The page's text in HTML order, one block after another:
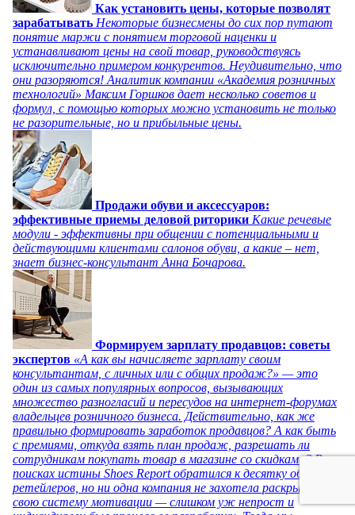
Как установить цены, которые позволят
зарабатывать Некоторые бизнесмены до сих пор путают
понятие маржи с понятием торговой наценки и
устанавливают цены на свой товар, руководствуясь
исключительно примером конкурентов. Неудивительно, что
они разоряются! Аналитик компании «Академия розничных
технологий» Максим Горшков дает несколько советов и
формул, с помощью которых можно установить не только
не разорительные, но и прибыльные цены.
Продажи обуви и аксессуаров:
эффективные приемы деловой риторики Какие речевые
модули - эффективны при общении с потенциальными и
действующими клиентами салонов обуви, а какие – нет,
знает бизнес-консультант Анна Бочарова.
Формируем зарплату продавцов: советы
экспертов «А как вы начисляете зарплату своим
консультантам, с личных или с общих продаж?» — это
один из самых популярных вопросов, вызывающих
множество разногласий и пересудов на интернет-форумах
владельцев розничного бизнеса. Действительно, как же
правильно формировать заработок продавцов? А как быть
с премиями, откуда взять план продаж, разрешать ли
сотрудникам покупать товар в магазине со скидками? В
поисках истины Shoes Report обратился к десятку обувных
ретейлеров, но ни одна компания не захотела раскрывать
свою систему мотивации — слишком уж непрост и